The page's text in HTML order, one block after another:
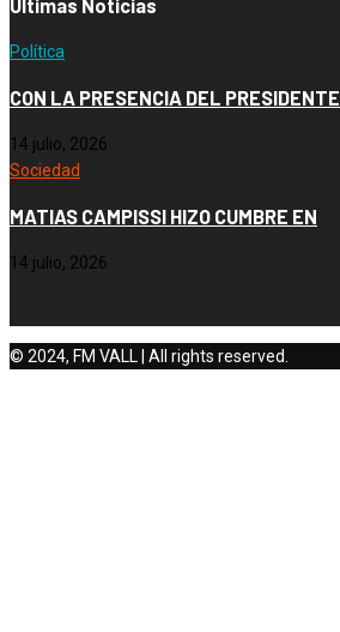
Ultimas Noticias
Política
CON LA PRESENCIA DEL PRESIDENTE
14 julio, 2026
Sociedad
MATIAS CAMPISSI HIZO CUMBRE EN
14 julio, 2026
© 2024, FM VALL | All rights reserved.